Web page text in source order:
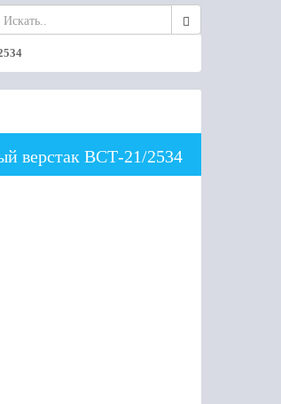
верстак ВСТ-21/2534